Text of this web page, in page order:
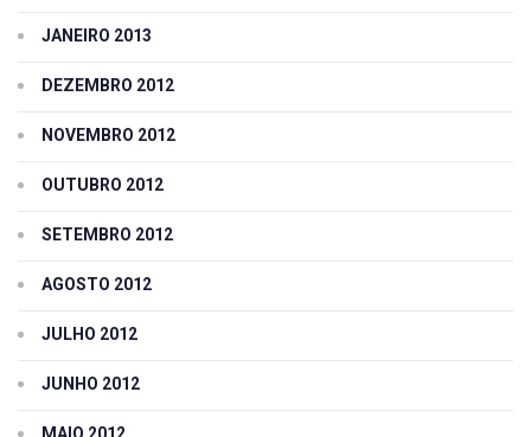
JANEIRO 2013
DEZEMBRO 2012
NOVEMBRO 2012
OUTUBRO 2012
SETEMBRO 2012
AGOSTO 2012
JULHO 2012
JUNHO 2012